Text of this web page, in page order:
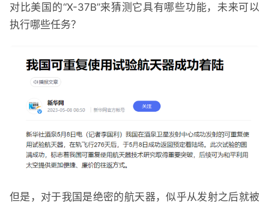
对比美国的“X-37B”来猜测它具有哪些功能，未来可以
执行哪些任务？
但是，对于我国是绝密的航天器，似乎从发射之后就被